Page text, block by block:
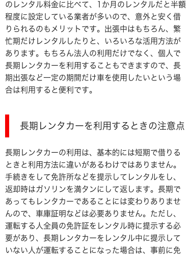
のレンタル料金に比べて、1か月のレンタルだと半額
程度に設定している業者が多いので、意外と安く借
りられるのもメリットです。出張中はもちろん、繁
忙期だけレンタルしたりと、いろいろな活用方法が
あります。もちろん法人の利用だけでなく、個人で
長期レンタカーを利用することもできますので、長
期出張など一定の期間だけ車を使用したいという場
合は利用すると便利です。
長期レンタカーを利用するときの注意点
長期レンタカーの利用は、基本的には短期で借りる
ときと利用方法に違いがあるわけではありません。
手続きをして免許所などを提示してレンタルをし、
返却時はガソリンを満タンにして返します。長期で
あってもレンタカーであることには変わりありませ
んので、車庫証明などは必要ありません。ただし、
運転する人全員の免許証をレンタル時に提示する必
要があり、長期レンタカーをレンタル中に提示して
いない人が運転することになった場合は、事前に免